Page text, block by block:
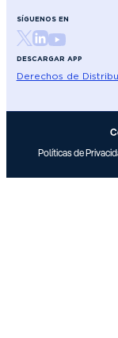
SÍGUENOS EN
DESCARGAR APP
Derechos de
Políticas de